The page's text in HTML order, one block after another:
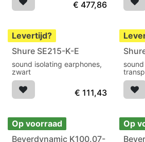
€ 477,86
Levertijd?
Shure SE215-K-E
sound isolating earphones,
zwart
€ 111,43
Op voorraad
Beyerdynamic K100.07-
Op